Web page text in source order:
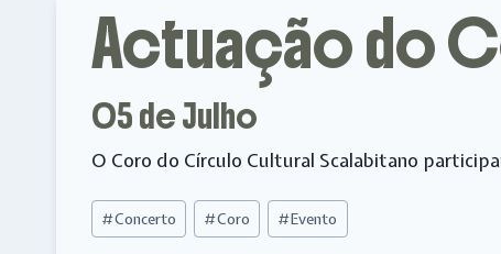
Actuação do
05 de Julho
O Coro do Círculo Cultural Scalabitano
Post
Tags:
#Concerto #Coro #Evento